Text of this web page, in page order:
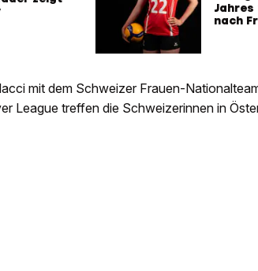
nach
mit dem Schweizer Frauen-
League treffen die Schweizerinnen in